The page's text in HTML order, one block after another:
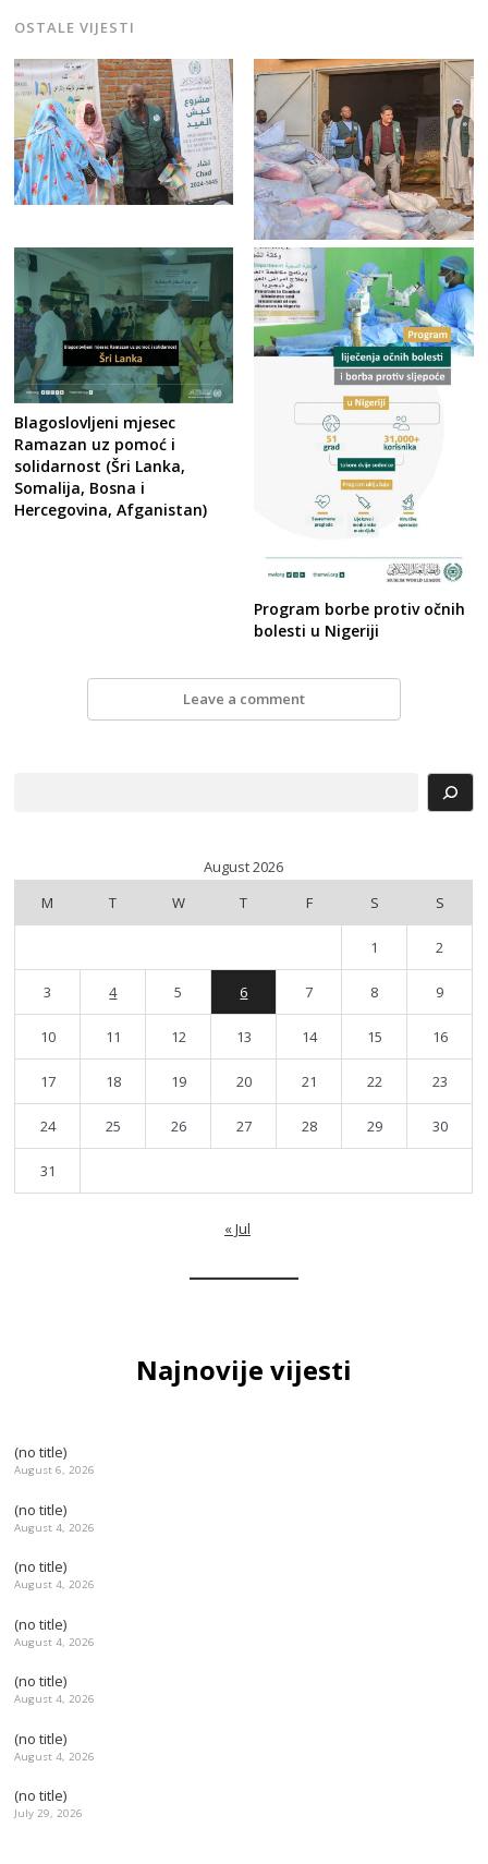
OSTALE VIJESTI
Blagoslovljeni mjesec
Ramazan uz pomoć i
solidarnost (Šri Lanka,
Somalija, Bosna i
Hercegovina, Afganistan)
Program borbe protiv očnih
bolesti u Nigeriji
Leave a comment
August 2026
M
T W T F S S
1 2
3 4 5 6 7 8 9
10 11 12 13 14 15 16
17 18 19 20 21 22 23
24 25 26 27 28 29 30
31
« Jul
Najnovije vijesti
(no title)
August 6, 2026
(no title)
August 4, 2026
(no title)
August 4, 2026
(no title)
August 4, 2026
(no title)
August 4, 2026
(no title)
August 4, 2026
(no title)
July 29, 2026